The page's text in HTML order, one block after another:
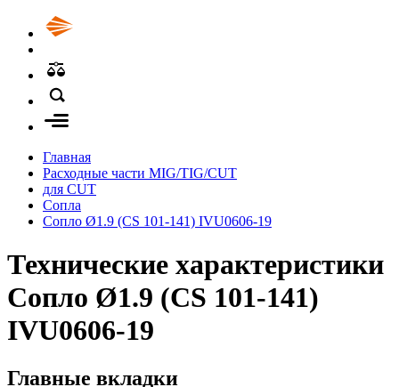
Главная
Расходные части MIG/TIG/CUT
для CUT
Сопла
Сопло Ø1.9 (CS 101-141) IVU0606-19
Технические характеристики
Сопло Ø1.9 (CS 101-141)
IVU0606-19
Главные вкладки